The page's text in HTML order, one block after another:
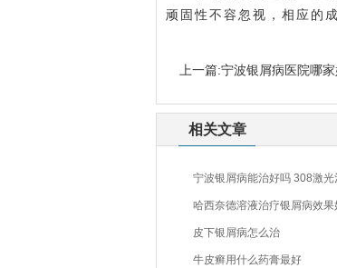
顽固性不容忽视，相应的
上一篇:宁波银屑病医院哪
相关文章
宁波银屑病能治好吗 308激光
哈西奈德溶液治疗银屑病效果
皮下银屑病怎么治
牛皮癣用什么药膏最好